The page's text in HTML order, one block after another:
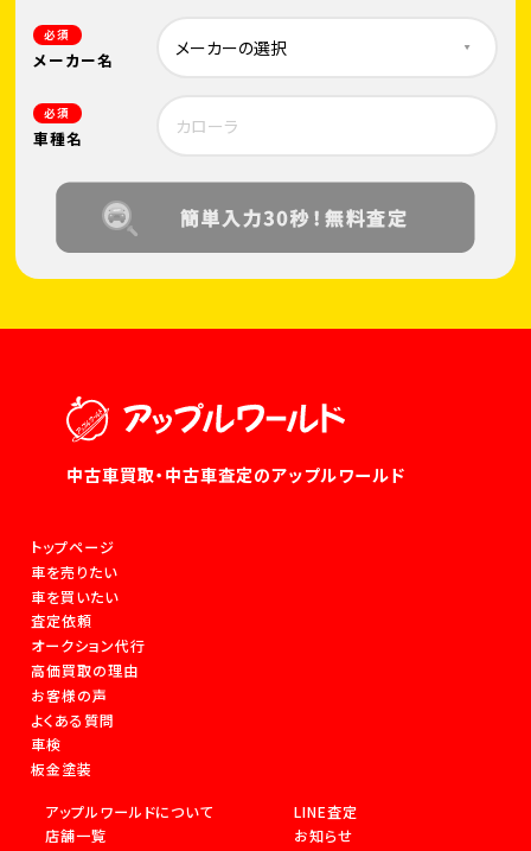
必須
メーカー名
必須
車種名
中古車買取・中古車査定のアップルワールド
トップページ
車を売りたい
車を買いたい
査定依頼
オークション代行
高価買取の理由
お客様の声
よくある質問
車検
板金塗装
アップルワールドについて
店舗一覧
LINE査定
お知らせ